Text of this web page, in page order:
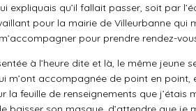
expliquais qu’il fallait passer, soit par
pour la mairie de Villeurbanne qui
pour prendre rendez-
à l’heure dite et là, le même jeune
m’ont accompagnée de point en
la feuille de renseignements que